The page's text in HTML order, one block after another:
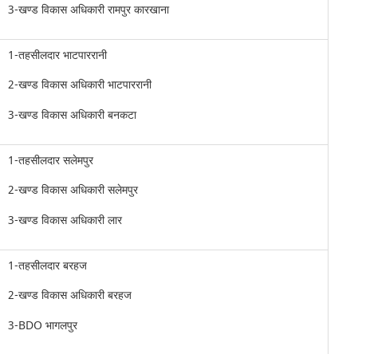
3-खण्ड विकास अधिकारी रामपुर कारखाना
1-तहसीलदार भाटपाररानी
2-खण्ड विकास अधिकारी भाटपाररानी
3-खण्ड विकास अधिकारी बनकटा
1-तहसीलदार सलेमपुर
2-खण्ड विकास अधिकारी सलेमपुर
3-खण्ड विकास अधिकारी लार
1-तहसीलदार बरहज
2-खण्ड विकास अधिकारी बरहज
3-BDO भागलपुर